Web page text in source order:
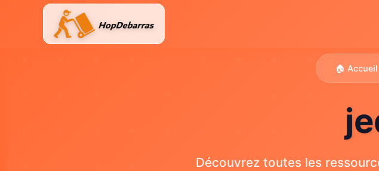
🏠 Accueil
Découvrez toutes les